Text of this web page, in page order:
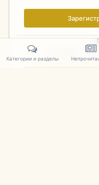
Уже
Категории и разделы